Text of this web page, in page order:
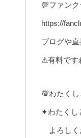
💯ファン
https://
ブログや
⚠有料で
💯わたく
✦わたくし
よろしく